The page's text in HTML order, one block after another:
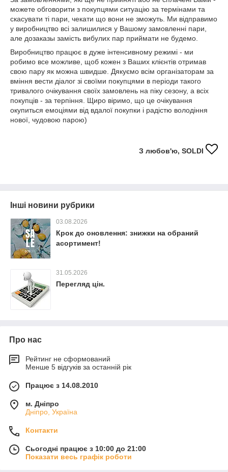
можете обговорити з покупцями ситуацію за термінами та
скасувати ті пари, чекати що вони не зможуть. Ми відправимо
у виробництво всі залишилися у Вашому замовленні пари,
але дозаказы замість вибулих пар приймати не будемо.
Виробництво працює в дуже інтенсивному режимі - ми
робимо все можливе, щоб кожен з Ваших клієнтів отримав
свою пару як можна швидше. Дякуємо всім організаторам за
вміння вести діалог зі своїми покупцями в періоди такого
тривалого очікування своїх замовлень на піку сезону, а всіх
покупців - за терпіння. Щиро віримо, що це очікування
окупиться емоціями від вдалої покупки і радістю володіння
нової, чудовою парою)
З любов'ю, SOLDI
Інші новини рубрики
03.08.2026
Крок до оновлення: знижки на обраний
асортимент!
31.05.2026
Перегляд цін.
Про нас
Рейтинг не сформований
Менше 5 відгуків за останній рік
Працює з 14.08.2010
м. Дніпро
Дніпро, Україна
Контакти
Сьогодні працює з 10:00 до 21:00
Показати весь графік роботи